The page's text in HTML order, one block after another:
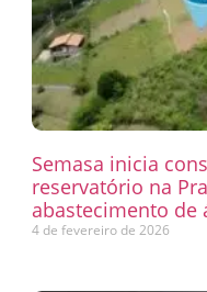
Semasa inicia
reservatório na
abastecimento de
4 de fevereiro de 2026